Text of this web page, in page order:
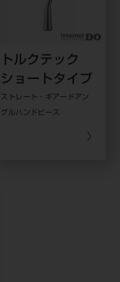
トルクテック
ショートタイプ
ストレート・ギアードアン
グルハンドピース